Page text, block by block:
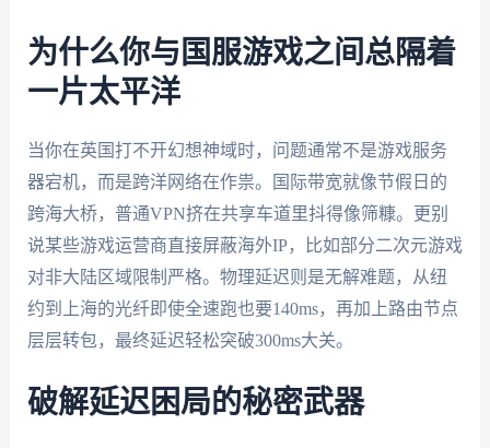
为什么你与国服游戏之间总隔着
一片太平洋
当你在英国打不开幻想神域时，问题通常不是游戏服务
器宕机，而是跨洋网络在作祟。国际带宽就像节假日的
跨海大桥，普通VPN挤在共享车道里抖得像筛糠。更别
说某些游戏运营商直接屏蔽海外IP，比如部分二次元游戏
对非大陆区域限制严格。物理延迟则是无解难题，从纽
约到上海的光纤即使全速跑也要140ms，再加上路由节点
层层转包，最终延迟轻松突破300ms大关。
破解延迟困局的秘密武器